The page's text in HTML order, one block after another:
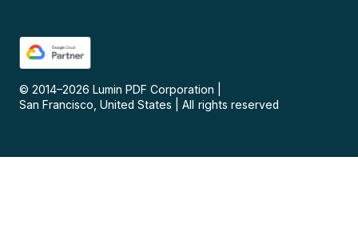
© 2014–2026 Lumin PDF Corporation
San Francisco, United States
All rights reserved